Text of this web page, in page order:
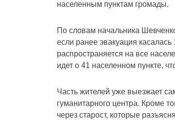
населенным пунктам громады.
По словам начальника
если ранее эвакуация
распространяется на все
идет о 41 населенном пункте,
Часть жителей уже выезжает
гуманитарного центра. Кроме
через старост, которые